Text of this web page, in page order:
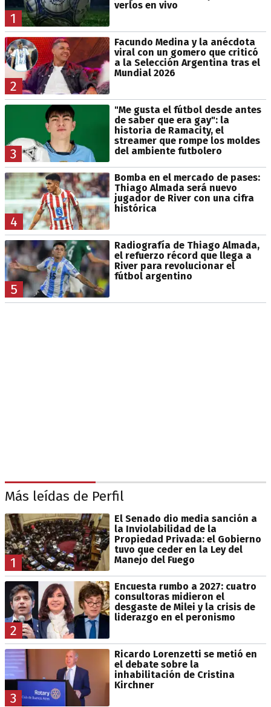
1
verlos en vivo
2
Facundo Medina y la anécdota
viral con un gomero que criticó
a la Selección Argentina tras el
Mundial 2026
3
"Me gusta el fútbol desde antes
de saber que era gay": la
historia de Ramacity, el
streamer que rompe los moldes
del ambiente futbolero
4
Bomba en el mercado de pases:
Thiago Almada será nuevo
jugador de River con una cifra
histórica
5
Radiografía de Thiago Almada,
el refuerzo récord que llega a
River para revolucionar el
fútbol argentino
Más leídas de Perfil
1
El Senado dio media sanción a
la Inviolabilidad de la
Propiedad Privada: el Gobierno
tuvo que ceder en la Ley del
Manejo del Fuego
2
Encuesta rumbo a 2027: cuatro
consultoras midieron el
desgaste de Milei y la crisis de
liderazgo en el peronismo
3
Ricardo Lorenzetti se metió en
el debate sobre la
inhabilitación de Cristina
Kirchner